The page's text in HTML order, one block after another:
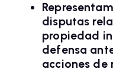
disputas
propiedad
defensa
acciones de